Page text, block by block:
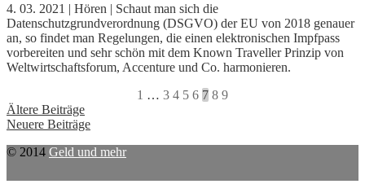
4. 03. 2021 | Hören | Schaut man sich die
Datenschutzgrundverordnung (DSGVO) der EU von 2018 genauer
an, so findet man Regelungen, die einen elektronischen Impfpass
vorbereiten und sehr schön mit dem Known Traveller Prinzip von
Weltwirtschaftsforum, Accenture und Co. harmonieren.
1 … 3 4 5 6 7 8 9
Beitragsnavigation
Ältere Beiträge
Neuere Beiträge
© 2014 Geld und mehr